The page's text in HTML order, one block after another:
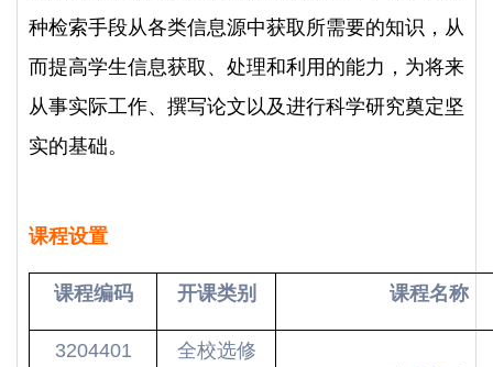
种检索手段从各类信息源中获取所需要的知识，从
而提高学生信息获取、处理和利用的能力，为将来
从事实际工作、撰写论文以及进行科学研究奠定坚
实的基础。
课程设置
课程编码 开课类别 课程名称
3204401
全校选修